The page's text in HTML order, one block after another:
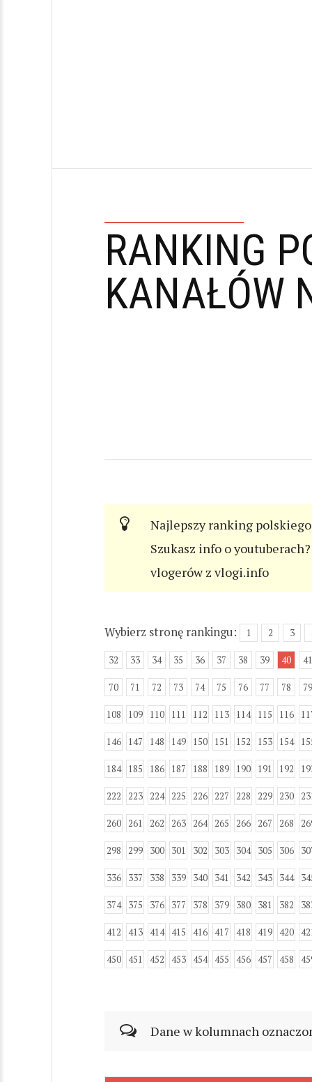
RANKING
KANAŁÓW
Najlepszy ranking
Szukasz info o
vlogerów z vlogi.info
Wybierz stronę rankingu: 1 2 3
32 33 34 35 36 37 38 39 40 41
70 71 72 73 74 75 76 77 78 79
108 109 110 111 112 113 114 115 116
146 147 148 149 150 151 152 153 154
184 185 186 187 188 189 190 191 192
222 223 224 225 226 227 228 229 230
260 261 262 263 264 265 266 267 268
298 299 300 301 302 303 304 305 306
336 337 338 339 340 341 342 343 344
374 375 376 377 378 379 380 381 382
412 413 414 415 416 417 418 419 420
450 451 452 453 454 455 456 457 458
Dane w kolumnach